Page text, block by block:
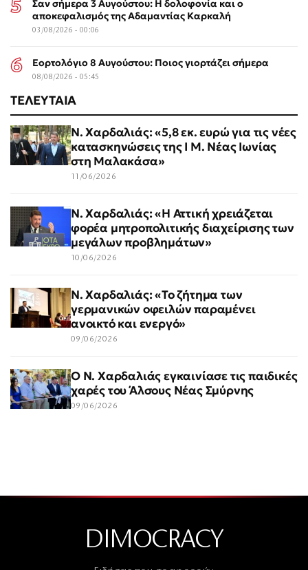
Σαν σήμερα 3 Αυγούστου: Η δολοφονία και ο
αποκεφαλισμός της Αδαμαντίας Καρκαλή
03/08/2026 - 00:06
Εορτολόγιο 8 Αυγούστου: Ποιος γιορτάζει σήμερα
08/08/2026 - 05:45
ΤΕΛΕΥΤΑΙΑ
Ν. Χαρδαλιάς: «5,8 εκ. ευρώ για τις νέες
κατασκηνώσεις της Ι Μ. Νέας Ιωνίας
στη Μαλακάσα»
11/06/2026
Ν. Χαρδαλιάς: «Η Αττική χρειάζεται
φορέα μητροπολιτικής διαχείρισης των
μεγάλων προβλημάτων»
10/06/2026
Ν. Χαρδαλιάς: «Το ζήτημα των
γερμανικών οφειλών παραμένει
ανοικτό και ενεργό»
09/06/2026
Ο Ν. Χαρδαλιάς εγκαινίασε τις παιδικές
χαρές του Άλσους Νέας Σμύρνης
09/06/2026
DIMOCRACY